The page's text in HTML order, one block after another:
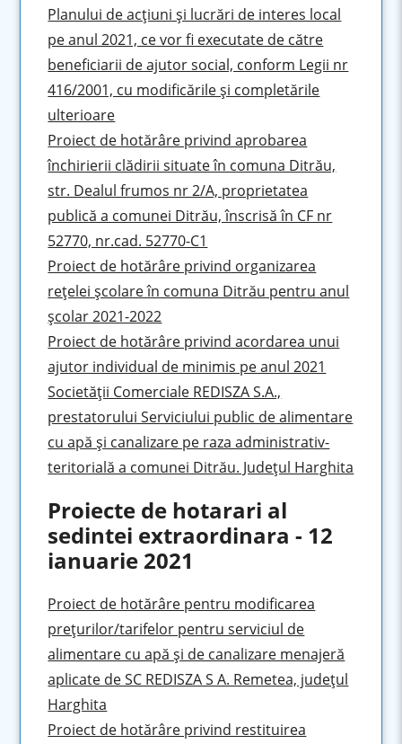
Planului de acţiuni şi lucrări de interes local
pe anul 2021, ce vor fi executate de către
beneficiarii de ajutor social, conform Legii nr
416/2001, cu modificările şi completările
ulterioare
Proiect de hotărâre privind aprobarea
închirierii clădirii situate în comuna Ditrău,
str. Dealul frumos nr 2/A, proprietatea
publică a comunei Ditrău, înscrisă în CF nr
52770, nr.cad. 52770-C1
Proiect de hotărâre privind organizarea
reţelei şcolare în comuna Ditrău pentru anul
şcolar 2021-2022
Proiect de hotărâre privind acordarea unui
ajutor individual de minimis pe anul 2021
Societăţii Comerciale REDISZA S.A.,
prestatorului Serviciului public de alimentare
cu apă şi canalizare pe raza administrativ-
teritorială a comunei Ditrău. Judeţul Harghita
Proiecte de hotarari al
sedintei extraordinara - 12
ianuarie 2021
Proiect de hotărâre pentru modificarea
preţurilor/tarifelor pentru serviciul de
alimentare cu apă şi de canalizare menajeră
aplicate de SC REDISZA S A. Remetea, judeţul
Harghita
Proiect de hotărâre privind restituirea